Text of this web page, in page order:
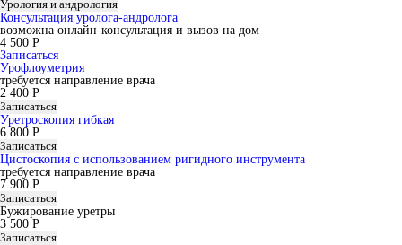
Урология и андрология
Консультация уролога-андролога
возможна онлайн-консультация и вызов на дом
4 500 Р
Записаться
Урофлоуметрия
требуется направление врача
2 400 Р
Записаться
Уретроскопия гибкая
6 800 Р
Записаться
Цистоскопия с использованием ригидного инструмента
требуется направление врача
7 900 Р
Записаться
Бужирование уретры
3 500 Р
Записаться